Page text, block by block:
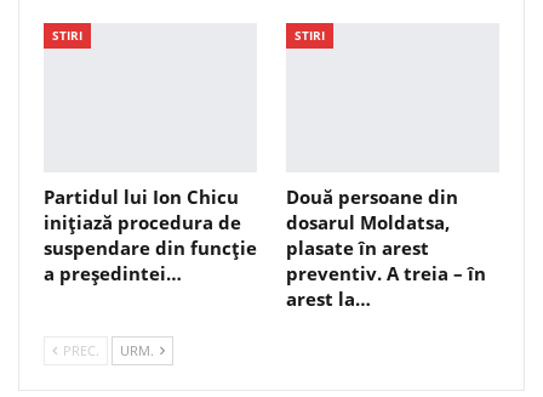
STIRI
Partidul lui Ion Chicu
inițiază procedura de
suspendare din funcție
a președintei…
STIRI
Două persoane din
dosarul Moldatsa,
plasate în arest
preventiv. A treia – în
arest la…
PREC. URM.